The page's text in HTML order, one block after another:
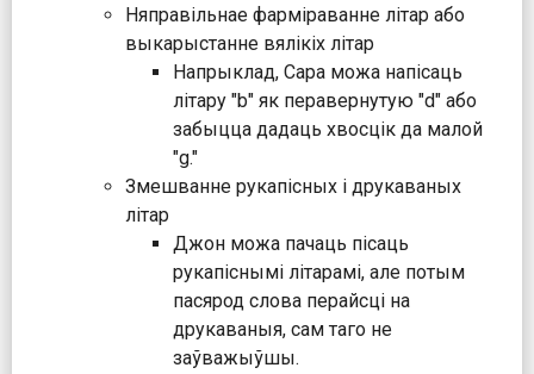
Няправільнае фарміраванне літар або
выкарыстанне вялікіх літар
Напрыклад, Сара можа напісаць
літару "b" як перавернутую "d" або
забыцца дадаць хвосцік да малой
"g."
Змешванне рукапісных і друкаваных
літар
Джон можа пачаць пісаць
рукапіснымі літарамі, але потым
пасярод слова перайсці на
друкаваныя, сам таго не
заўважыўшы.